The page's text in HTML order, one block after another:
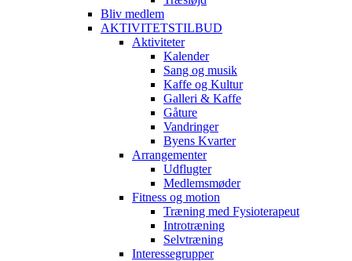
Bliv medlem
AKTIVITETSTILBUD
Aktiviteter
Kalender
Sang og musik
Kaffe og Kultur
Galleri & Kaffe
Gåture
Vandringer
Byens Kvarter
Arrangementer
Udflugter
Medlemsmøder
Fitness og motion
Træning med Fysioterapeut
Introtræning
Selvtræning
Interessegrupper